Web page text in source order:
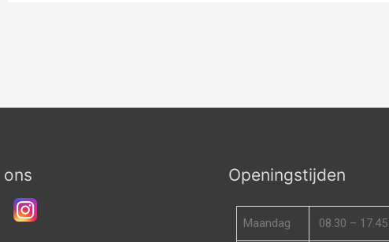
Openingstijden
Maandag 08.30 –